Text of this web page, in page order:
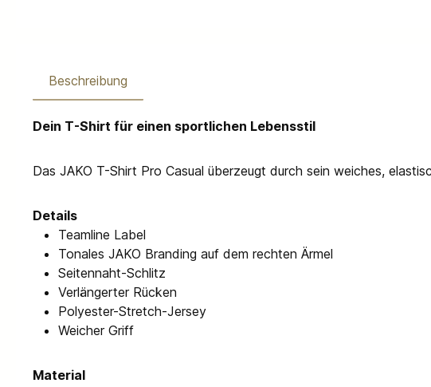
Beschreibung
Dein T-Shirt für einen sportlichen Lebensstil
Das JAKO T-Shirt Pro Casual überzeugt durch sein weiches,
Details
Teamline Label
Tonales JAKO Branding auf dem rechten Ärmel
Seitennaht-Schlitz
Verlängerter Rücken
Polyester-Stretch-Jersey
Weicher Griff
Material